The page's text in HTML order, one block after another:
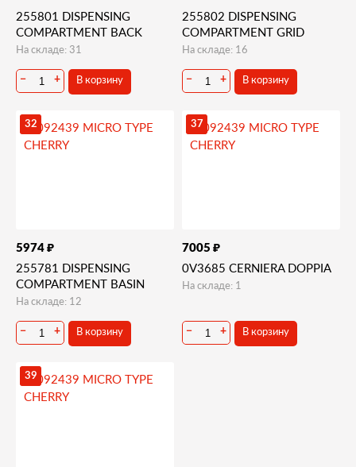
255801 DISPENSING
COMPARTMENT BACK
На складе: 31
− + В корзину
255802 DISPENSING
COMPARTMENT GRID
На складе: 16
− + В корзину
32
5974 ₽
255781 DISPENSING
COMPARTMENT BASIN
На складе: 12
− + В корзину
37
7005 ₽
0V3685 CERNIERA DOPPIA
На складе: 1
− + В корзину
39